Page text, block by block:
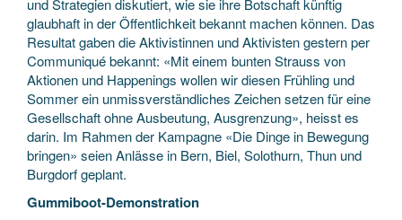
glaubhaft in der Öffentlichkeit bekannt machen können. Das
Resultat gaben die Aktivistinnen und Aktivisten gestern per
Communiqué bekannt: «Mit einem bunten Strauss von
Aktionen und Happenings wollen wir diesen Frühling und
Sommer ein unmissverständliches Zeichen setzen für eine
Gesellschaft ohne Ausbeutung, Ausgrenzung», heisst es
darin. Im Rahmen der Kampagne «Die Dinge in Bewegung
bringen» seien Anlässe in Bern, Biel, Solothurn, Thun und
Burgdorf geplant.
Gummiboot-Demonstration